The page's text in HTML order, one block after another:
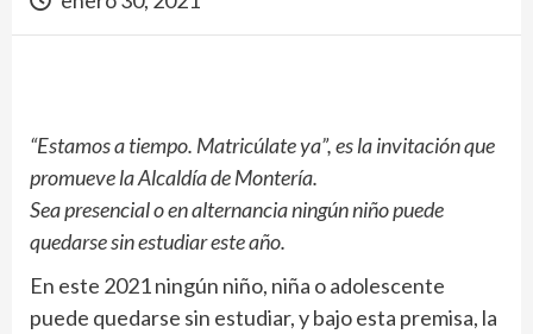
“Estamos a tiempo. Matricúlate ya”, es la invitación que
promueve la Alcaldía de Montería.
Sea presencial o en alternancia ningún niño puede
quedarse sin estudiar este año.
En este 2021 ningún niño, niña o adolescente
puede quedarse sin estudiar, y bajo esta premisa, la